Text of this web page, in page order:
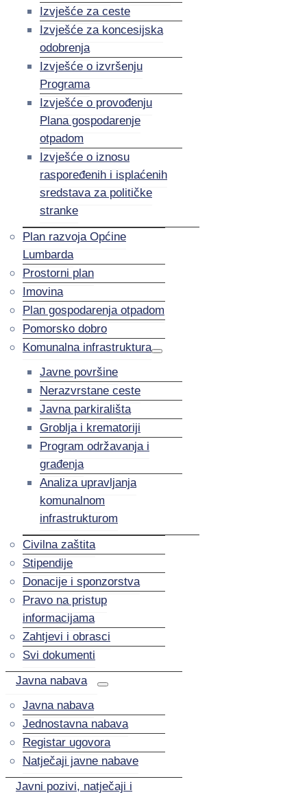
Izvješće za ceste
Izvješće za koncesijska
odobrenja
Izvješće o izvršenju
Programa
Izvješće o provođenju
Plana gospodarenje
otpadom
Izvješće o iznosu
raspoređenih i isplaćenih
sredstava za političke
stranke
Plan razvoja Općine
Lumbarda
Prostorni plan
Imovina
Plan gospodarenja otpadom
Pomorsko dobro
Komunalna infrastruktura
Javne površine
Nerazvrstane ceste
Javna parkirališta
Groblja i krematoriji
Program održavanja i
građenja
Analiza upravljanja
komunalnom
infrastrukturom
Civilna zaštita
Stipendije
Donacije i sponzorstva
Pravo na pristup
informacijama
Zahtjevi i obrasci
Svi dokumenti
Javna nabava
Javna nabava
Jednostavna nabava
Registar ugovora
Natječaji javne nabave
Javni pozivi, natječaji i